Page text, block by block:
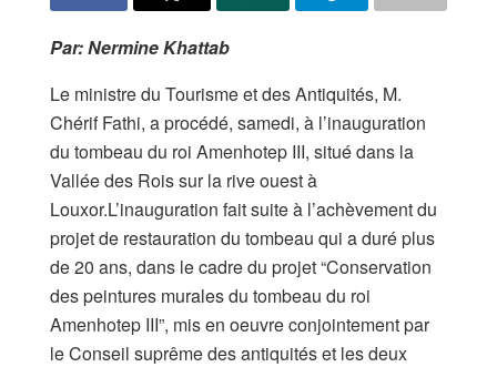
Par: Nermine Khattab
Le ministre du Tourisme et des Antiquités, M.
Chérif Fathi, a procédé, samedi, à l’inauguration
du tombeau du roi Amenhotep III, situé dans la
Vallée des Rois sur la rive ouest à
Louxor.L’inauguration fait suite à l’achèvement du
projet de restauration du tombeau qui a duré plus
de 20 ans, dans le cadre du projet “Conservation
des peintures murales du tombeau du roi
Amenhotep III”, mis en oeuvre conjointement par
le Conseil suprême des antiquités et les deux